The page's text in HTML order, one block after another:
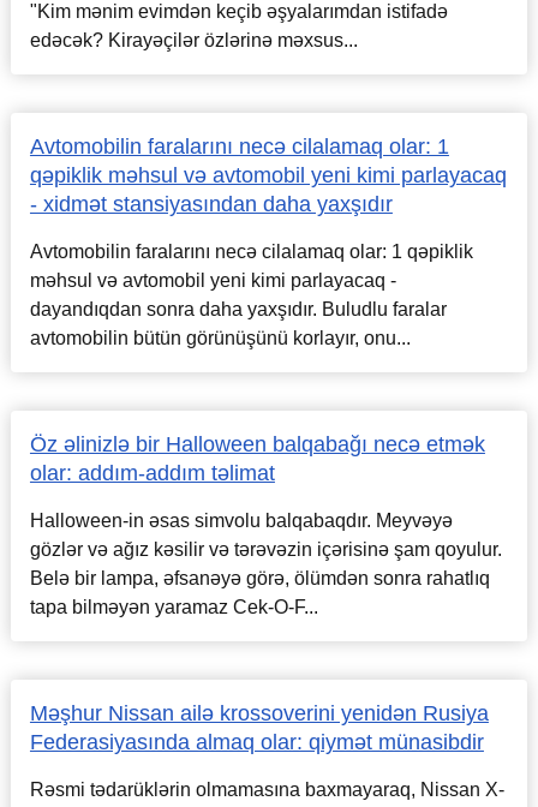
"Kim mənim evimdən keçib əşyalarımdan istifadə
edəcək? Kirayəçilər özlərinə məxsus...
Avtomobilin faralarını necə cilalamaq olar: 1
qəpiklik məhsul və avtomobil yeni kimi parlayacaq
- xidmət stansiyasından daha yaxşıdır
Avtomobilin faralarını necə cilalamaq olar: 1 qəpiklik
məhsul və avtomobil yeni kimi parlayacaq -
dayandıqdan sonra daha yaxşıdır. Buludlu faralar
avtomobilin bütün görünüşünü korlayır, onu...
Öz əlinizlə bir Halloween balqabağı necə etmək
olar: addım-addım təlimat
Halloween-in əsas simvolu balqabaqdır. Meyvəyə
gözlər və ağız kəsilir və tərəvəzin içərisinə şam qoyulur.
Belə bir lampa, əfsanəyə görə, ölümdən sonra rahatlıq
tapa bilməyən yaramaz Cek-O-F...
Məşhur Nissan ailə krossoverini yenidən Rusiya
Federasiyasında almaq olar: qiymət münasibdir
Rəsmi tədarüklərin olmamasına baxmayaraq, Nissan X-